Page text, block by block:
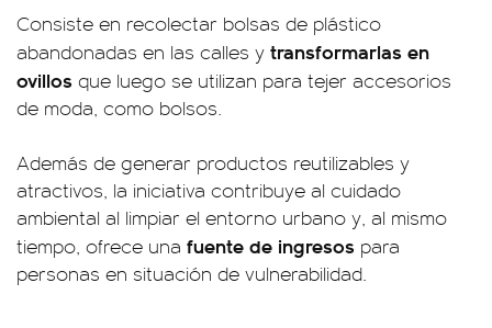
Consiste en recolectar bolsas de plástico
abandonadas en las calles y transformarlas en
ovillos que luego se utilizan para tejer accesorios
de moda, como bolsos.
Además de generar productos reutilizables y
atractivos, la iniciativa contribuye al cuidado
ambiental al limpiar el entorno urbano y, al mismo
tiempo, ofrece una fuente de ingresos para
personas en situación de vulnerabilidad.